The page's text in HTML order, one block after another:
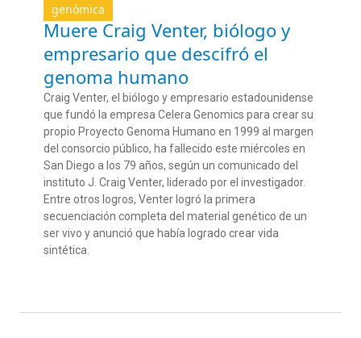
genómica
Muere Craig Venter, biólogo y
empresario que descifró el
genoma humano
Craig Venter, el biólogo y empresario estadounidense
que fundó la empresa Celera Genomics para crear su
propio Proyecto Genoma Humano en 1999 al margen
del consorcio público, ha fallecido este miércoles en
San Diego a los 79 años, según un comunicado del
instituto J. Craig Venter, liderado por el investigador.
Entre otros logros, Venter logró la primera
secuenciación completa del material genético de un
ser vivo yanunció que había logrado crear vida
sintética